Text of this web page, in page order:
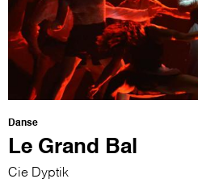
Danse
Le Grand Bal
Cie Dyptik